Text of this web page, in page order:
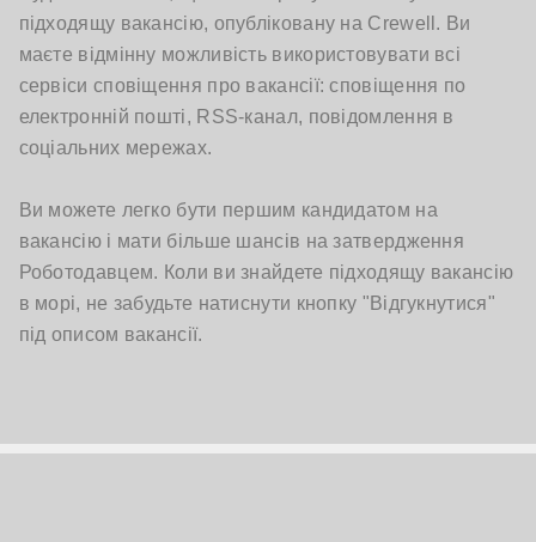
підходящу вакансію, опубліковану на Crewell. Ви
маєте відмінну можливість використовувати всі
сервіси сповіщення про вакансії: сповіщення по
електронній пошті, RSS-канал, повідомлення в
соціальних мережах.
Ви можете легко бути першим кандидатом на
вакансію і мати більше шансів на затвердження
Роботодавцем. Коли ви знайдете підходящу вакансію
в морі, не забудьте натиснути кнопку "Відгукнутися"
під описом вакансії.